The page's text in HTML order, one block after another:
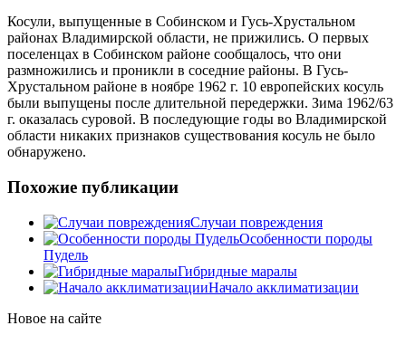
Косули, выпущенные в Собинском и Гусь-Хрустальном
районах Владимирской области, не прижились. О первых
поселенцах в Собинском районе сообщалось, что они
размножились и проникли в соседние районы. В Гусь-
Хрустальном районе в ноябре 1962 г. 10 европейских косуль
были выпущены после длительной передержки. Зима 1962/63
г. оказалась суровой. В последующие годы во Владимирской
области никаких признаков существования косуль не было
обнаружено.
Похожие публикации
Случаи повреждения
Особенности породы
Пудель
Гибридные маралы
Начало акклиматизации
Новое на сайте